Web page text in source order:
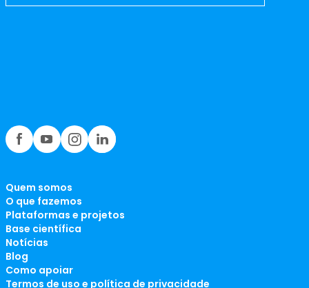
Quem somos
O que fazemos
Plataformas e projetos
Base científica
Notícias
Blog
Como apoiar
Termos de uso e política de privacidade